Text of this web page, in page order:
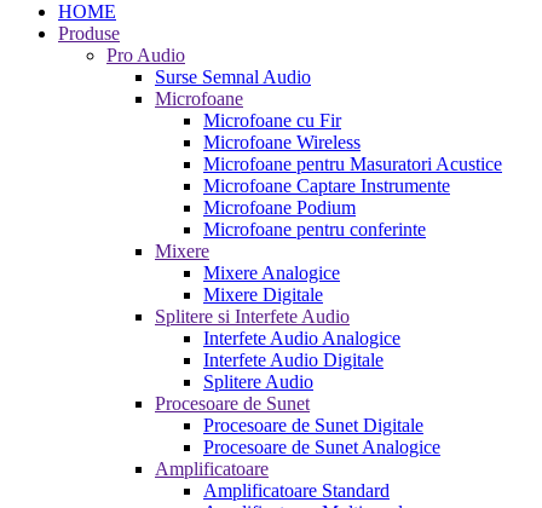
HOME
Produse
Pro Audio
Surse Semnal Audio
Microfoane
Microfoane cu Fir
Microfoane Wireless
Microfoane pentru Masuratori Acustice
Microfoane Captare Instrumente
Microfoane Podium
Microfoane pentru conferinte
Mixere
Mixere Analogice
Mixere Digitale
Splitere si Interfete Audio
Interfete Audio Analogice
Interfete Audio Digitale
Splitere Audio
Procesoare de Sunet
Procesoare de Sunet Digitale
Procesoare de Sunet Analogice
Amplificatoare
Amplificatoare Standard